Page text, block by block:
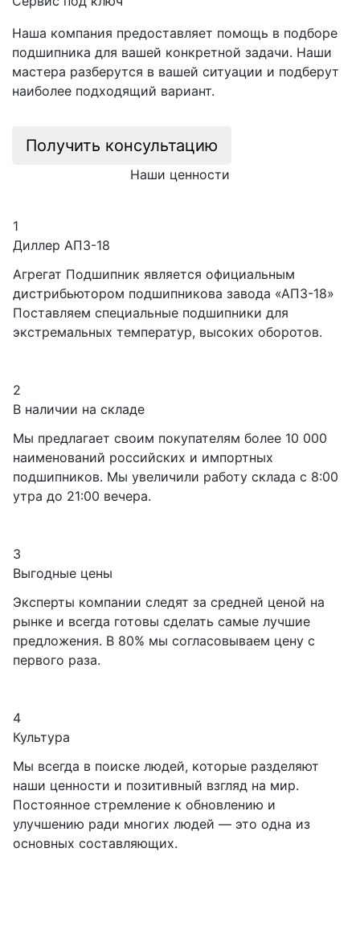
Наша компания предоставляет помощь в подборе
подшипника для вашей конкретной задачи. Наши
мастера разберутся в вашей ситуации и подберут
наиболее подходящий вариант.
Получить консультацию
Наши ценности
1
Диллер АПЗ-18
Агрегат Подшипник является официальным
дистрибьютором подшипникова завода «АПЗ-18»
Поставляем специальные подшипники для
экстремальных температур, высоких оборотов.
2
В наличии на складе
Мы предлагает своим покупателям более 10 000
наименований российских и импортных
подшипников. Мы увеличили работу склада с 8:00
утра до 21:00 вечера.
3
Выгодные цены
Эксперты компании следят за средней ценой на
рынке и всегда готовы сделать самые лучшие
предложения. В 80% мы согласовываем цену с
первого раза.
4
Культура
Мы всегда в поиске людей, которые разделяют
наши ценности и позитивный взгляд на мир.
Постоянное стремление к обновлению и
улучшению ради многих людей — это одна из
основных составляющих.